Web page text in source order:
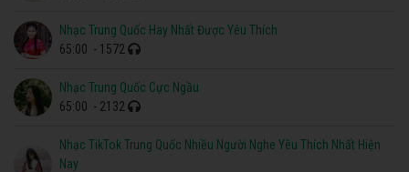
Nhạc Trung Quốc Hay Nhất Được Yêu Thích
65:00 - 1572
Nhạc Trung Quốc Cực Ngầu
65:00 - 2132
Nhạc TikTok Trung Quốc Nhiều Người Nghe Yêu Thích Nhất Hiện
Nay